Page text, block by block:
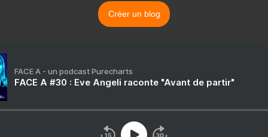
Créer un blog
FACE A - un podcast Purecharts
FACE A #30 : Eve Angeli raconte "Avant de partir"